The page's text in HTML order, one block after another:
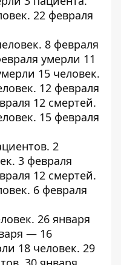
. 22 февраля
. 8 февраля
умерли 11
15 человек.
. 12 февраля
12 смертей.
. 15 февраля
. 2
. 3 февраля
12 смертей.
. 6 февраля
. 26 января
— 16
18 человек. 29